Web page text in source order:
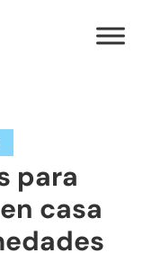
para
casa